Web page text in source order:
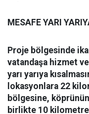
MESAFE YARI
Proje bölgesinde
vatandaşa hizmet
yarı yarıya
lokasyonlara 22
bölgesine,
birlikte 10